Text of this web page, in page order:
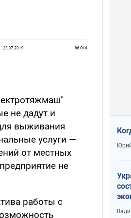
не дадут и
выживания
услуги —
от местных
не
работы с